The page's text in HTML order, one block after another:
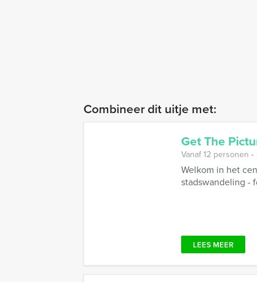
Combineer dit uitje met:
Get The
Vanaf 12 personen
Welkom in het
stadswandeling -
LEES MEER